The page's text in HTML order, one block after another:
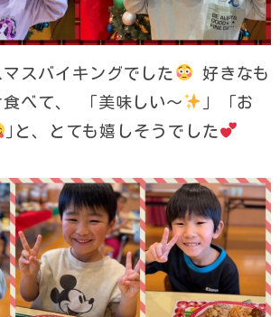
スバイキングでした
好きなも
べて、 「美味しい〜
｣ 「お
｣と、とても嬉しそうでした︎